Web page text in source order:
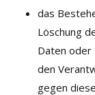
das
Löschung
Daten oder
den
gegen